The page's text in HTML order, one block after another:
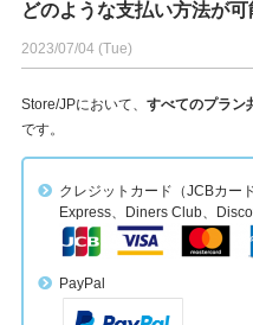
タイムラインの最終フレー
Cookie同意の設定内容を変更
alpha版のCubism Editorで作
は他のバージョンでも開けま
AIが使われたコンテンツで
プルモデルを使いたいので
RLM_DIAGNOSTICS.logの確
YouTubeやTwitchでの配信に
ライセンスキー1つでPC複数
トライアル版とフリー版の違
決済エラーのメールが届いた
解約したい（更新停止にした
アカデミック版ライセンスと
どのような支払い方法が
2023/07/04 (Tue)
Store/JPにおいて、 すべてのプラン
です。
クレジットカード（JCBカー
Express、Diners Club、
PayPal